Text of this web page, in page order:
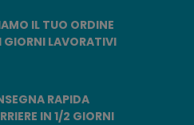
IL TUO ORDINE
GIORNI LAVORATIVI
RAPIDA
IN 1/2 GIORNI